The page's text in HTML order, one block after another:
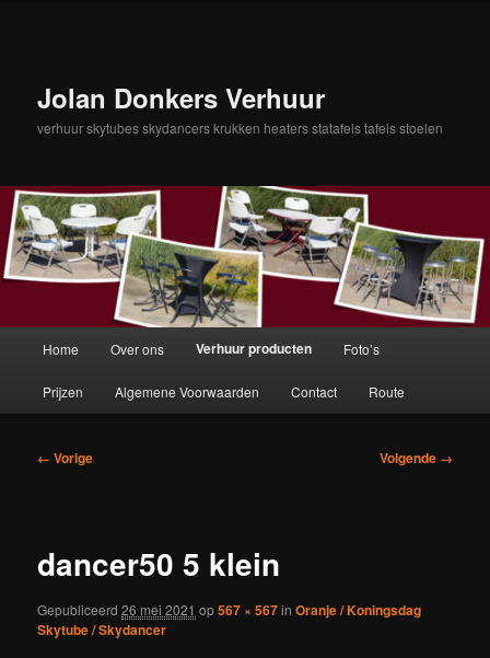
inhoudJolan Donkers Verhuur
verhuur skytubes skydancers krukken heaters statafels tafels stoelen
Home Over ons Verhuur producten Foto’s
Prijzen Algemene Voorwaarden Contact Route
Afbeeldingsnavigatie
← Vorige Volgende →
dancer50 5 klein
Gepubliceerd26 mei 2021 op567 × 567inOranje / Koningsdag
Skytube / Skydancer